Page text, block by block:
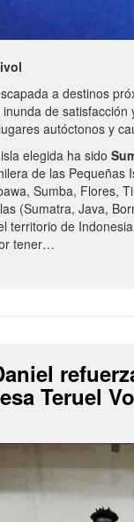
a destinos
de
autóctonos y
elegida ha sido
de las Pequeñas
Sumba, Flores,
(Sumatra, Java,
territorio de
tener…
Teruel